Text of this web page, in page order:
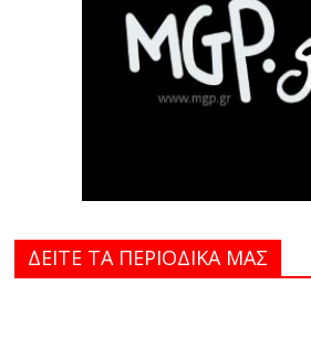
ΔΕΙΤΕ ΤΑ ΠΕΡΙΟΔΙΚΑ MAΣ